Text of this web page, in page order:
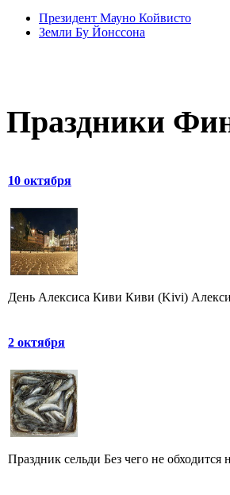
Президент Мауно Койвисто
Земли Бу Йонссона
Праздники
10 октября
День Алексиса Киви Киви (Kivi)
2 октября
Праздник сельди Без чего не обходится